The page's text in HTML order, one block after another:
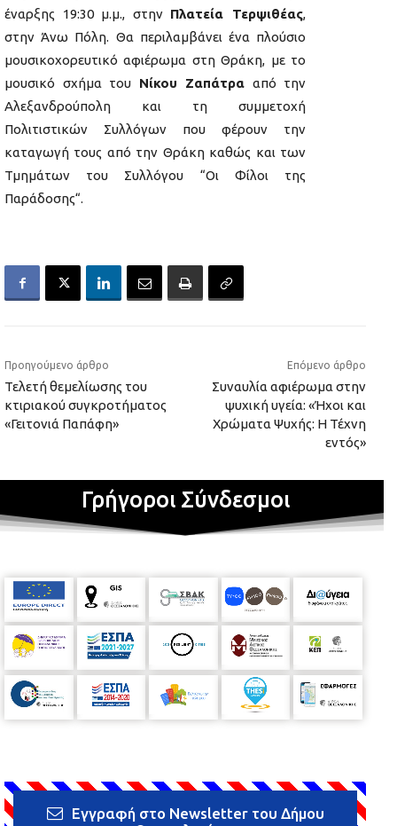
έναρξης 19:30 μ.μ., στην Πλατεία Τερψιθέας,
στην Άνω Πόλη. Θα περιλαμβάνει ένα πλούσιο
μουσικοχορευτικό αφιέρωμα στη Θράκη, με το
μουσικό σχήμα του Νίκου Ζαπάτρα από την
Αλεξανδρούπολη και τη συμμετοχή
Πολιτιστικών Συλλόγων που φέρουν την
καταγωγή τους από την Θράκη καθώς και των
Τμημάτων του Συλλόγου “Οι Φίλοι της
Παράδοσης“.
Προηγούμενο άρθρο
Τελετή θεμελίωσης του
κτιριακού συγκροτήματος
«Γειτονιά Παπάφη»
Επόμενο άρθρο
Συναυλία αφιέρωμα στην
ψυχική υγεία: «Ήχοι και
Χρώματα Ψυχής: Η Τέχνη
εντός»
Γρήγοροι Σύνδεσμοι
Εγγραφή στο Newsletter του Δήμου